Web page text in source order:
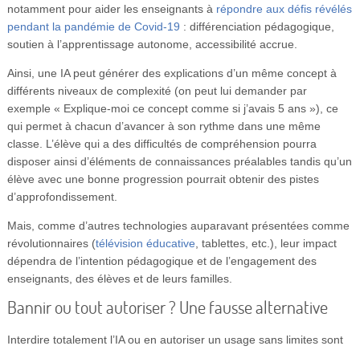
notamment pour aider les enseignants à répondre aux défis révélés
pendant la pandémie de Covid-19 : différenciation pédagogique,
soutien à l’apprentissage autonome, accessibilité accrue.
Ainsi, une IA peut générer des explications d’un même concept à
différents niveaux de complexité (on peut lui demander par
exemple « Explique-moi ce concept comme si j’avais 5 ans »), ce
qui permet à chacun d’avancer à son rythme dans une même
classe. L’élève qui a des difficultés de compréhension pourra
disposer ainsi d’éléments de connaissances préalables tandis qu’un
élève avec une bonne progression pourrait obtenir des pistes
d’approfondissement.
Mais, comme d’autres technologies auparavant présentées comme
révolutionnaires (télévision éducative, tablettes, etc.), leur impact
dépendra de l’intention pédagogique et de l’engagement des
enseignants, des élèves et de leurs familles.
Bannir ou tout autoriser ? Une fausse alternative
Interdire totalement l’IA ou en autoriser un usage sans limites sont